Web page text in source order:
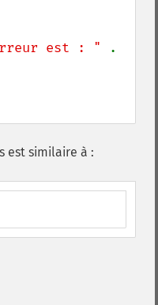
est : "
est similaire à :